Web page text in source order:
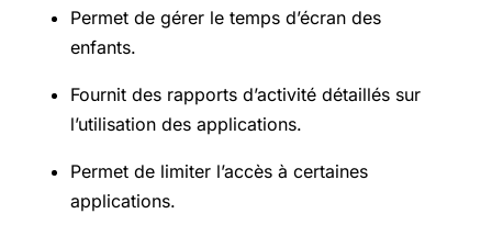
Permet de gérer le temps d’écran des
enfants.
Fournit des rapports d’activité détaillés sur
l’utilisation des applications.
Permet de limiter l’accès à certaines
applications.